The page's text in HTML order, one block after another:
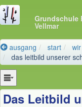
Grundschule
Vellmar
ausgang start
das leitbild unserer
Das Leitbild